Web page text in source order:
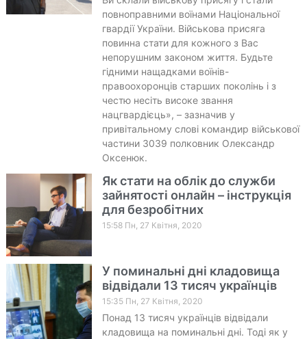
повноправними воїнами Національної
гвардії України. Військова присяга
повинна стати для кожного з Вас
непорушним законом життя. Будьте
гідними нащадками воїнів-
правоохоронців старших поколінь і з
честю несіть високе звання
нацгвардієць», – зазначив у
привітальному слові командир військової
частини 3039 полковник Олександр
Оксенюк.
Як стати на облік до служби
зайнятості онлайн – інструкція
для безробітних
15:58 Пн, 27 Квітня, 2020
У поминальні дні кладовища
відвідали 13 тисяч українців
15:35 Пн, 27 Квітня, 2020
Понад 13 тисяч українців відвідали
кладовища на поминальні дні. Тоді як у